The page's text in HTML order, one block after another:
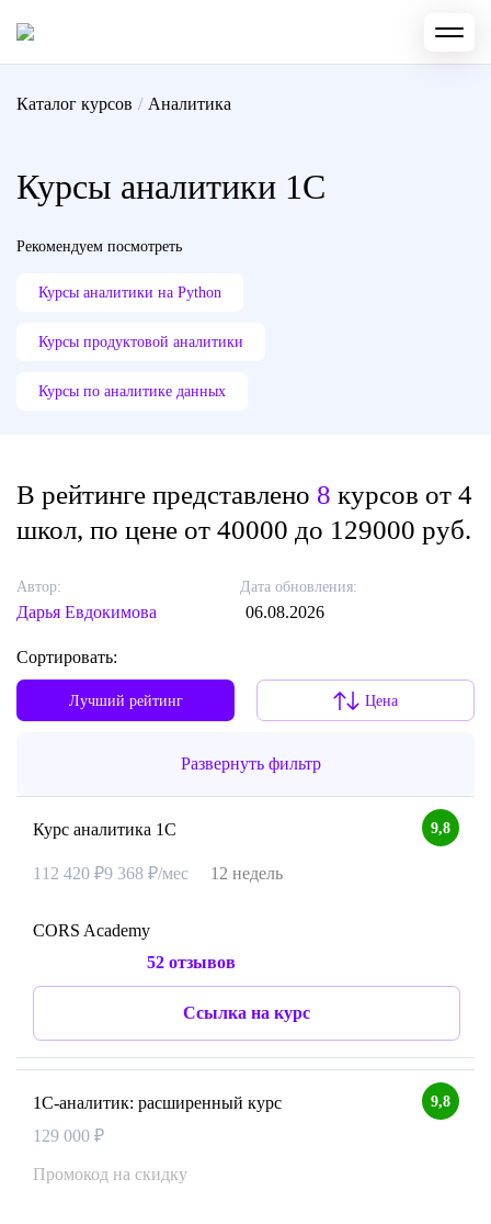
Каталог курсов / Аналитика
Курсы аналитики 1С
Рекомендуем посмотреть
Курсы аналитики на Python
Курсы продуктовой аналитики
Курсы по аналитике данных
В рейтинге представлено 8 курсов от 4
школ, по цене от 40000 до 129000 руб.
Сортировать:
Лучший рейтинг Цена
Дата обновления:
06.08.2026
Автор:
Дарья Евдокимова
Развернуть фильтр
9,8
Курс аналитика 1С
112 420 ₽9 368 ₽/мес 12 недель
CORS Academy
52 отзывов
Ссылка на курс
9,8
1С-аналитик: расширенный курс
129 000 ₽
Промокод на скидку